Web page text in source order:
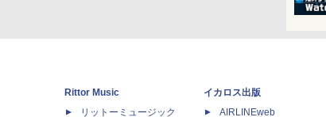
Rittor Music
リットーミュージック
イカロス出版
AIRLINEweb